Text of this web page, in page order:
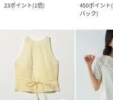
23ポイント(1倍)
450ポイント(
バック)